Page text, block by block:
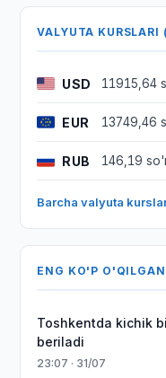
VALYUTA
USD 11915,64
EUR 13749,46
RUB 146,19
Barcha valyuta
ENG KO'P O'QILGAN
Toshkentda kichik
beriladi
23:07 · 31/07